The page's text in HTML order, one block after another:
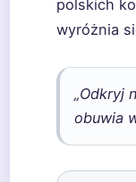
polskich
wyróżnia
„Odkryj
obuwia